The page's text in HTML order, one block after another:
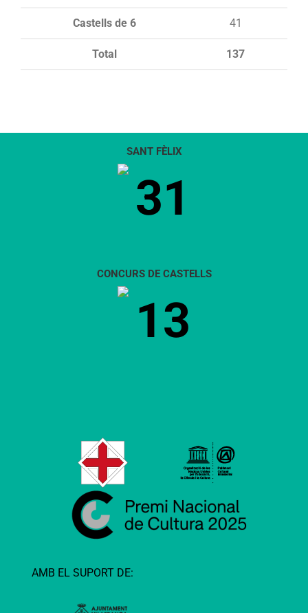
Total 137
Castells de 6 41
SANT FÈLIX
31
CONCURS DE CASTELLS
13
AMB EL SUPORT DE: